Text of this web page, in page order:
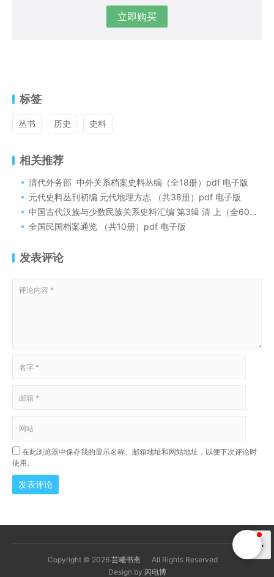
立即购买
标签
丛书 历史 史料
相关推荐
清代外务部 中外关系档案史料丛编（全18册）pdf 电子版
元代史料丛刊初编 元代地理方志 （共38册）pdf 电子版
中国古代汉族与少数民族关系史料汇编 第3辑 清 上（全60册）电子版
全国民国档案通览 （共10册）pdf 电子版
发表评论
在此浏览器中保存我的显示名称、邮箱地址和网站地址，以便下次评论时
使用。
发表评论
Copyright © 2026 芸曦书斋
All Rights Reserved
Design by 闪电博